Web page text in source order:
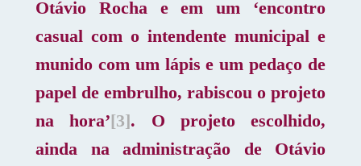
Otávio Rocha e em um ‘encontro
casual com o intendente municipal e
munido com um lápis e um pedaço de
papel de embrulho, rabiscou o projeto
na hora’[3]. O projeto escolhido,
ainda na administração de Otávio